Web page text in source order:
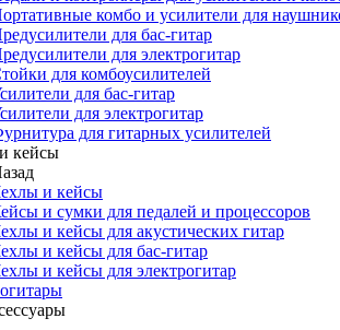
комбо и усилители для
для бас-гитар
для электрогитар
для комбоусилителей
для бас-гитар
для электрогитар
для гитарных усилителей
кейсы
и кейсы
и сумки для педалей и процессоров
и кейсы для акустических гитар
и кейсы для бас-гитар
и кейсы для электрогитар